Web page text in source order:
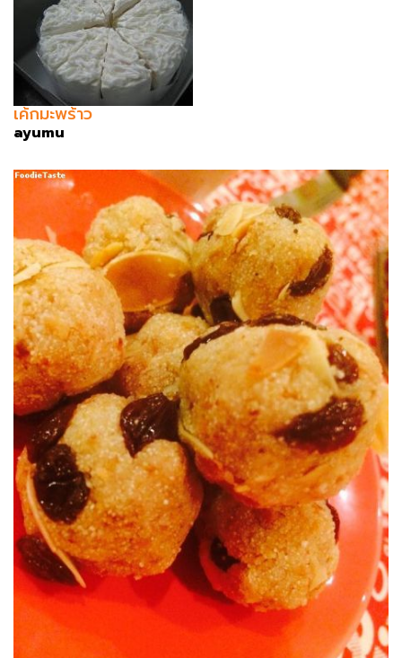
เค้กมะพร้าว
ayumu